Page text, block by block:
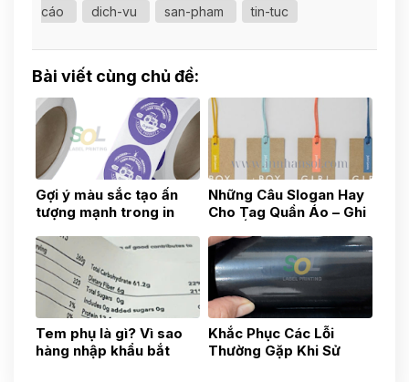
cáo
dich-vu san-pham tin-tuc
Bài viết cùng chủ đề:
Gợi ý màu sắc tạo ấn
tượng mạnh trong in
Những Câu Slogan Hay
Cho Tag Quần Áo – Ghi
Chi Tiết Nhỏ - Xưởng In
Tag Quần Áo Tại Quận
12
Tem phụ là gì? Vì sao
hàng nhập khẩu bắt
Khắc Phục Các Lỗi
Thường Gặp Khi Sử